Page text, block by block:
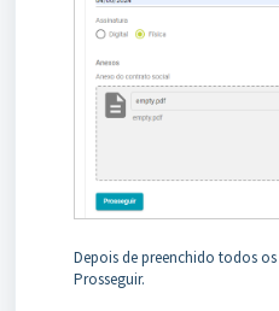
Depois de preenchido todos
Prosseguir.